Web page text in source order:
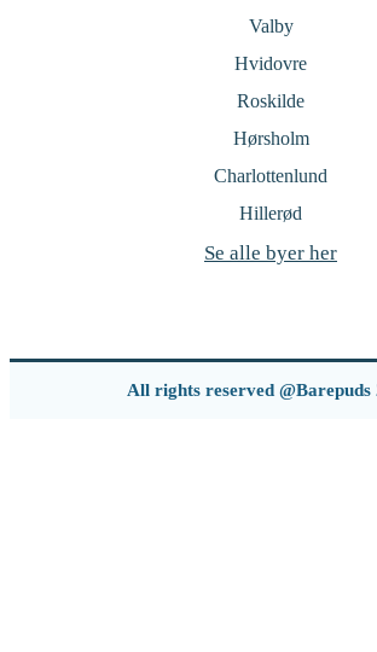
Valby
Hvidovre
Roskilde
Hørsholm
Charlottenlund
Hillerød
Se alle byer her
All rights reserved @Barepuds